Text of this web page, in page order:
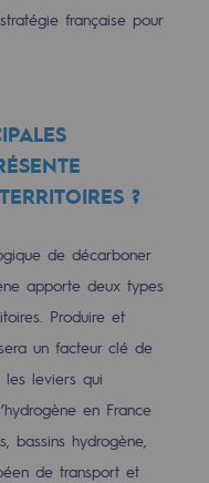
d'Intérêt H2 et
Innovation :
Innovation :
française pour
?
de décarboner
apporte deux types
Produire et
un facteur clé de
les leviers qui
en France
bassins hydrogène,
de transport et